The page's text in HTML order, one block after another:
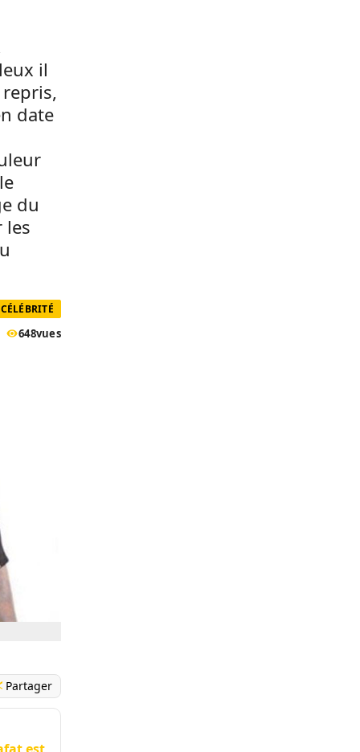
il
date
du
les
CÉLÉBRITÉ
648vues
Partager
est